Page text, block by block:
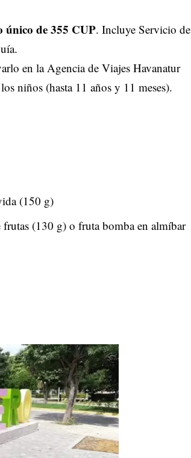
único de 355 CUP. Incluye Servicio de
en la Agencia de Viajes Havanatur
niños (hasta 11 años y 11 meses).
(150 g)
(130 g) o fruta bomba en almíbar